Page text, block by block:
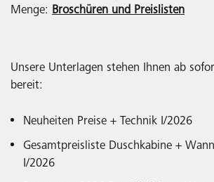
Menge: Broschüren und Preislisten
Unsere Unterlagen stehen Ihnen ab
bereit:
Neuheiten Preise + Technik I/2026
Gesamtpreisliste Duschkabine +
I/2026